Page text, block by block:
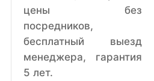
цены без
посредников,
бесплатный выезд
менеджера, гарантия
5 лет.